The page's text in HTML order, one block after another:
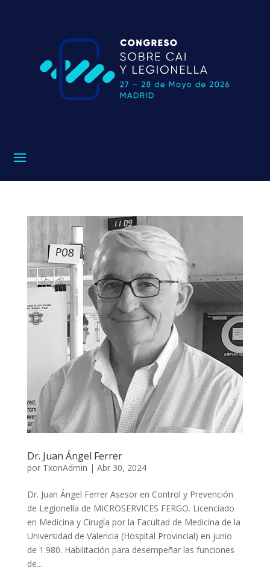
Dr. Juan Ángel Ferrer
por TxonAdmin | Abr 30, 2024
Dr. Juan Ángel Ferrer Asesor en Control y Prevención
de Legionella de MICROSERVICES FERGO. Licenciado
en Medicina y Cirugía por la Facultad de Medicina de la
Universidad de Valencia (Hospital Provincial) en junio
de 1.980. Habilitación para desempeñar las funciones
de...